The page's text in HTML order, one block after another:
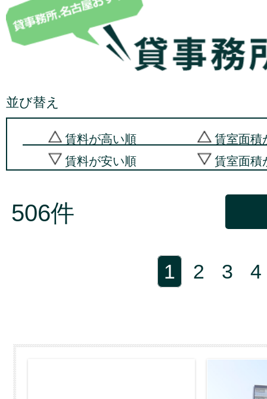
並び替え
賃料が高い順
賃料が安い順
賃室面積
賃室面積
506件
1 2 3 4